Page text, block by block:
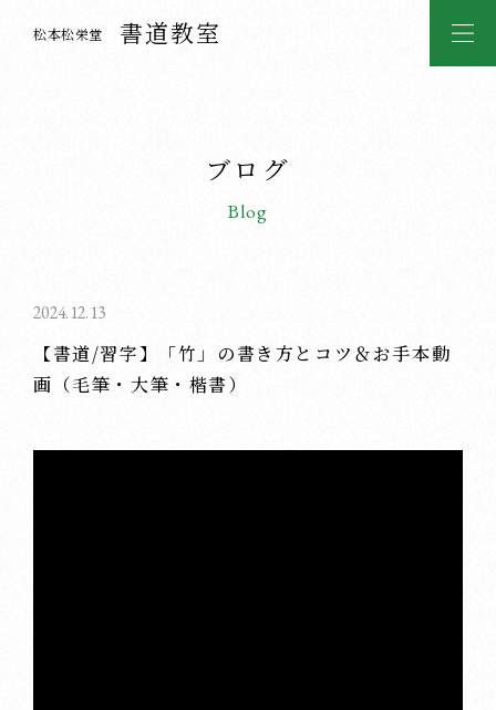
松本松栄堂 書道教室
ブログ
Blog
2024.12.13
【書道/習字】「竹」の書き方とコツ＆お手本動
画（毛筆・大筆・楷書）